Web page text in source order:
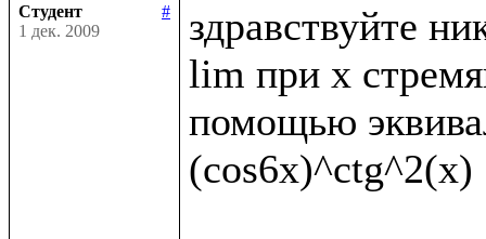
Студент
#
1 дек. 2009
здравствуйте
lim при x
помощью
(cos6x)^ctg^2(x)